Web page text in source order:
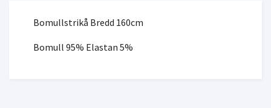
Bomullstrikå Bredd 160cm
Bomull 95% Elastan 5%